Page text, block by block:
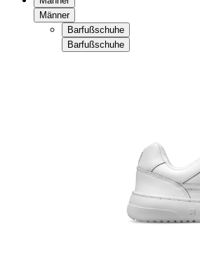
Männer
Barfußschuhe
Barfußschuhe